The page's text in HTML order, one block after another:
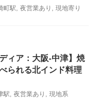
町駅, 夜営業あり , 現地寄り
ィア：大阪-中津】焼
られる北インド料理
駅, 夜営業あり , 現地系